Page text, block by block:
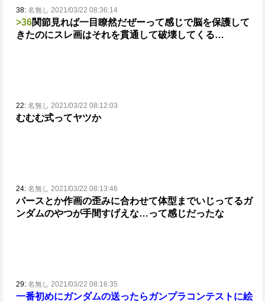
38: 名無し 2021/03/22 08:36:14
>36関節見れば一目瞭然だぜーって感じで脳を保護して
きたのにスレ画はそれを貫通して破壊してくる…
22: 名無し 2021/03/22 08:12:03
むむむ式ってヤツか
24: 名無し 2021/03/22 08:13:46
パースとか作画の歪みに合わせて体型までいじってるガ
ンダムのやつが手間すげえな…って感じだったな
29: 名無し 2021/03/22 08:16:35
一番初めにガンダムの送ったら ガンプラコンテストに絵